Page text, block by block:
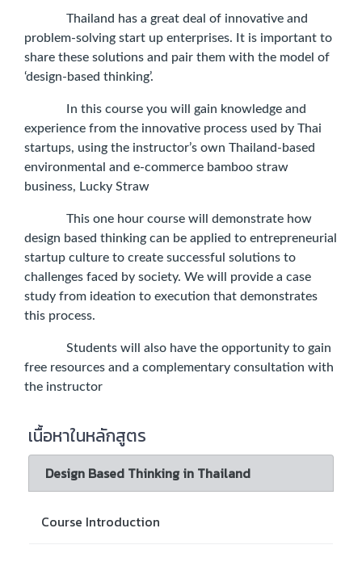
Thailand has a great deal of innovative and
problem-solving start up enterprises. It is important to
share these solutions and pair them with the model of
‘design-based thinking’.
In this course you will gain knowledge and
experience from the innovative process used by Thai
startups, using the instructor’s own Thailand-based
environmental and e-commerce bamboo straw
business, Lucky Straw
This one hour course will demonstrate how
design based thinking can be applied to entrepreneurial
startup culture to create successful solutions to
challenges faced by society. We will provide a case
study from ideation to execution that demonstrates
this process.
Students will also have the opportunity to gain
free resources and a complementary consultation with
the instructor
เนื้อหาในหลักสูตร
Design Based Thinking in Thailand
Course Introduction